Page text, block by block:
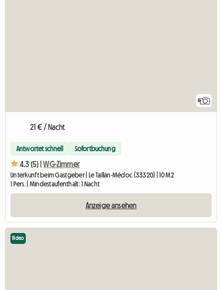
6
21 € / Nacht
Antwortet schnell Sofortbuchung
4.3 (5) | WG-Zimmer
Unterkunft beim Gastgeber | Le Taillan-Médoc (33320) | 10 M2
1 Pers. | Mindestaufenthalt: 1 Nacht
Anzeige ansehen
Video